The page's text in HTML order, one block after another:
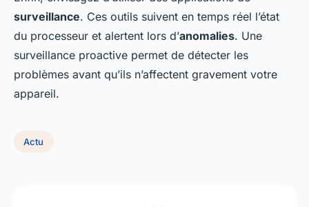
surveillance. Ces outils suivent en temps réel l’état
du processeur et alertent lors d’anomalies. Une
surveillance proactive permet de détecter les
problèmes avant qu’ils n’affectent gravement votre
appareil.
Actu